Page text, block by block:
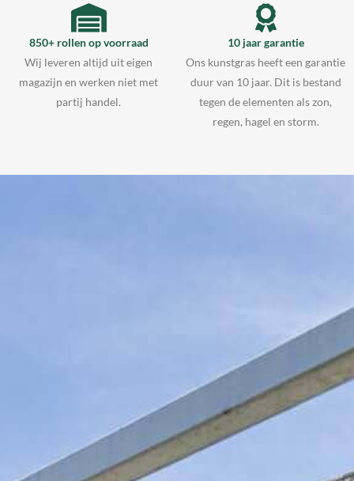
850+ rollen op voorraad
Wij leveren altijd uit eigen
magazijn en werken niet met
partij handel.
10 jaar garantie
Ons kunstgras heeft een garantie
duur van 10 jaar. Dit is bestand
tegen de elementen als zon,
regen, hagel en storm.